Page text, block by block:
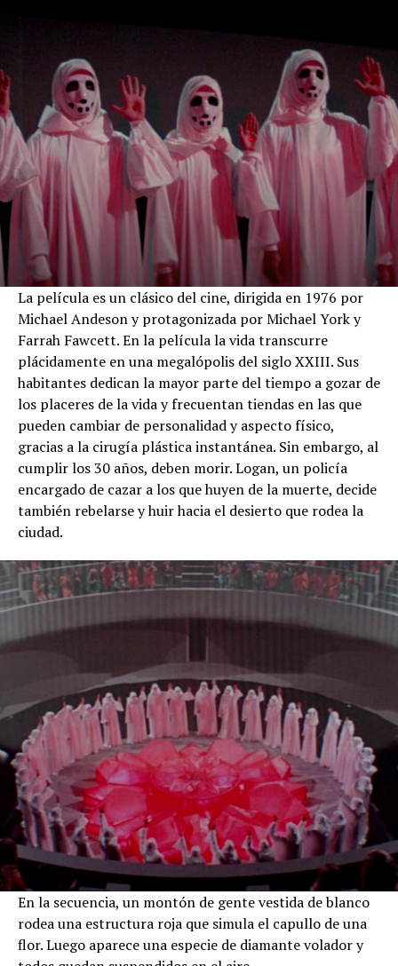
La película es un clásico del cine, dirigida en 1976 por
Michael Andeson y protagonizada por Michael York y
Farrah Fawcett. En la película la vida transcurre
plácidamente en una megalópolis del siglo XXIII. Sus
habitantes dedican la mayor parte del tiempo a gozar de
los placeres de la vida y frecuentan tiendas en las que
pueden cambiar de personalidad y aspecto físico,
gracias a la cirugía plástica instantánea. Sin embargo, al
cumplir los 30 años, deben morir. Logan, un policía
encargado de cazar a los que huyen de la muerte, decide
también rebelarse y huir hacia el desierto que rodea la
ciudad.
En la secuencia, un montón de gente vestida de blanco
rodea una estructura roja que simula el capullo de una
flor. Luego aparece una especie de diamante volador y